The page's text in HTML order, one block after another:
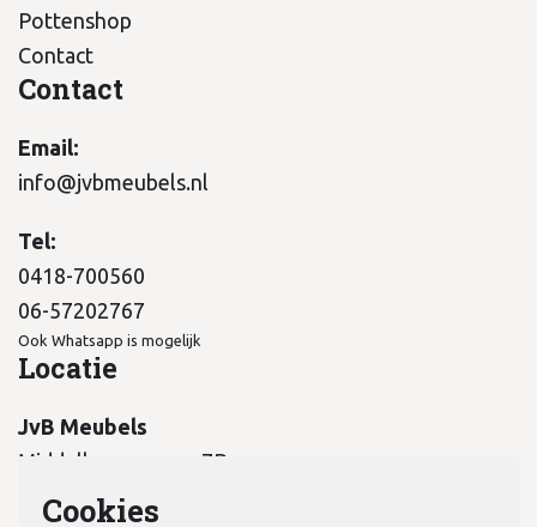
Pottenshop
Contact
Contact
Email:
info@jvbmeubels.nl
Tel:
0418-700560
06-57202767
Ook Whatsapp is mogelijk
Locatie
JvB Meubels
Middelkampseweg 7B
5311 PC Gameren
Cookies